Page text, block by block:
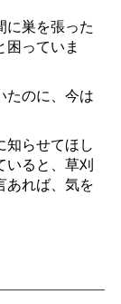
巣を張った
っていま
たのに、今は
らせてほし
いると、草刈
あれば、気を